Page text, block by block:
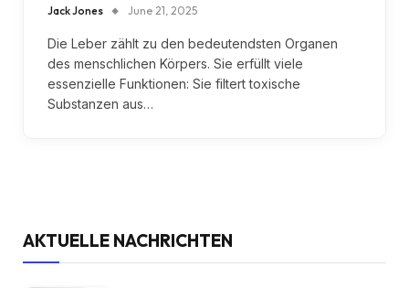
Jack Jones June 21, 2025
Die Leber zählt zu den bedeutendsten Organen
des menschlichen Körpers. Sie erfüllt viele
essenzielle Funktionen: Sie filtert toxische
Substanzen aus…
AKTUELLE NACHRICHTEN